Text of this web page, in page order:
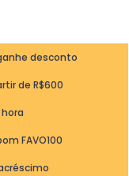
ganhe desconto
de R$600
hora
FAVO100